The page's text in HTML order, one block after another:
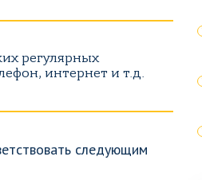
регулярных
интернет и т.д.
следующим